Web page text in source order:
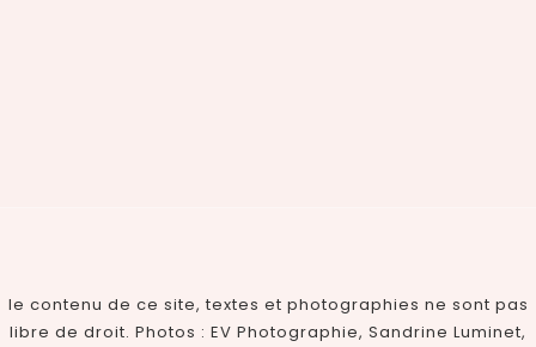
le contenu de ce site, textes et photographies ne sont pas
libre de droit. Photos : EV Photographie, Sandrine Luminet,